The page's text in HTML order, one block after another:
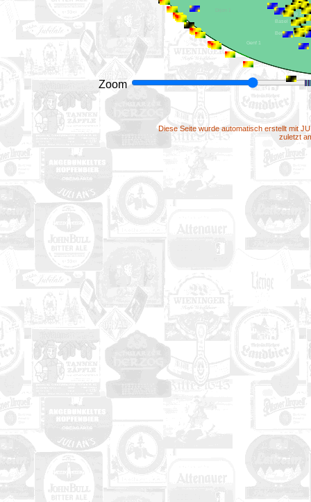
Genf 1
Bern 1
Basel 1
Freiburg 1
Zoom
Diese Seite wurde automatisch erstellt mit
zuletzt